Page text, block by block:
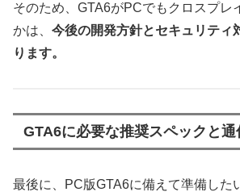
そのため、GTA6がPCでもクロスプレ
かは、 今後の開発方針とセキュリティ
ります。
GTA6に必要な推奨スペックと通
最後に、PC版GTA6に備えて準備した